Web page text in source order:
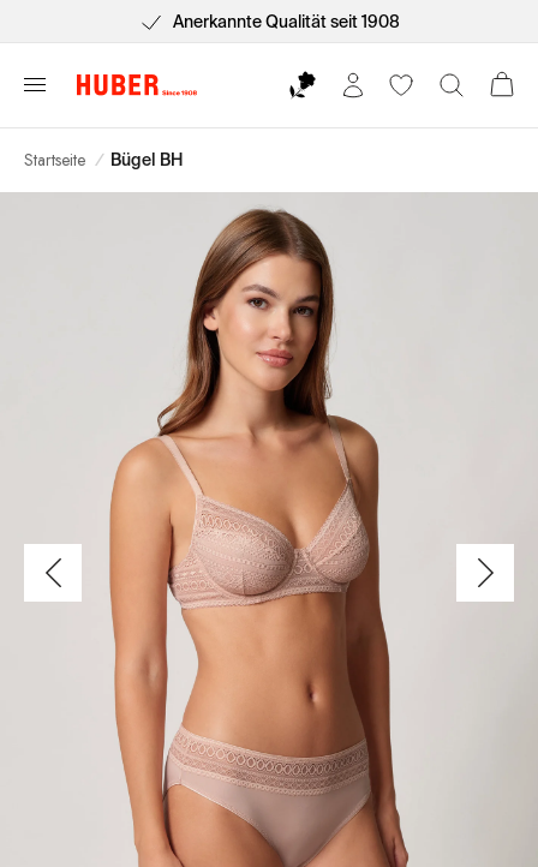
Anerkannte Qualität seit 1908
Startseite / Bügel BH